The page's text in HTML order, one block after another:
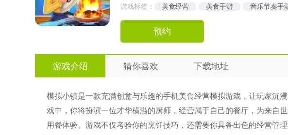
游戏标签： 美食经营 美食手游
音乐节奏手
预约
游戏介绍 猜你喜欢 下载地址
模拟小镇是一款充满创意与乐趣的手机美食经营模拟游戏，让玩家沉
戏中，你将扮演一位才华横溢的厨师，经营属于自己的餐厅，为来自
用餐体验。游戏不仅考验你的烹饪技巧，还需要你具备出色的经营管